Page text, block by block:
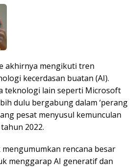
akhirnya mengikuti tren
kecerdasan buatan (AI).
teknologi lain seperti Microsoft
dulu bergabung dalam ‘perang
pesat menyusul kemunculan
2022.
mengumumkan rencana besar
menggarap AI generatif dan